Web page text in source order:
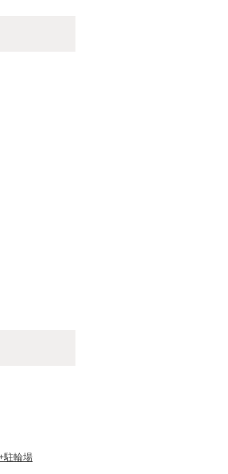
駐輪場